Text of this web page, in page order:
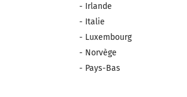
- Irlande
- Italie
- Luxembourg
- Norvège
- Pays-Bas